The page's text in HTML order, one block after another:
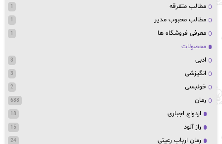
مطالب متفرقه 1
مطالب محبوب مدیر 1
معرفی فروشگاه ها 1
محصولات
ادبی
3
انگیزشی 3
خونبسی 2
رمان 688
ازدواج اجباری 18
راز آلود 15
رمان ارباب رعیتی 24